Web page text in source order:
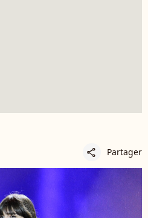
share Partager